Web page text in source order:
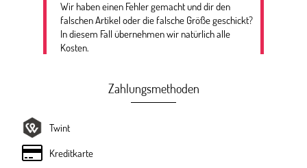
Wir haben einen Fehler gemacht und dir den
falschen Artikel oder die falsche Größe geschickt?
In diesem Fall übernehmen wir natürlich alle
Kosten.
Zahlungsmethoden
Twint
Kreditkarte